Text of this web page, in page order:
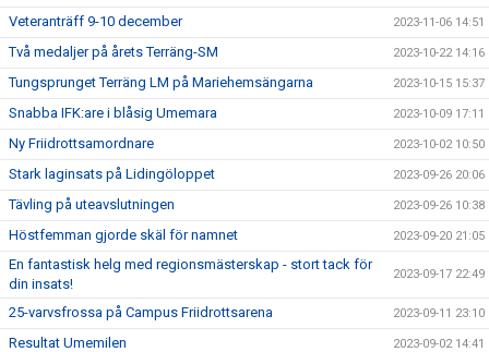
Veteranträff 9-10 december 2023-11-06 14:51
Två medaljer på årets Terräng-SM 2023-10-22 14:16
Tungsprunget Terräng LM på Mariehemsängarna 2023-10-15 15:37
Snabba IFK:are i blåsig Umemara 2023-10-09 17:11
Ny Friidrottsamordnare 2023-10-02 10:50
Stark laginsats på Lidingöloppet 2023-09-26 20:06
Tävling på uteavslutningen 2023-09-26 10:38
Höstfemman gjorde skäl för namnet 2023-09-20 21:05
En fantastisk helg med regionsmästerskap - stort tack för
din insats!
2023-09-17 22:49
25-varvsfrossa på Campus Friidrottsarena 2023-09-11 23:10
Resultat Umemilen 2023-09-02 14:41